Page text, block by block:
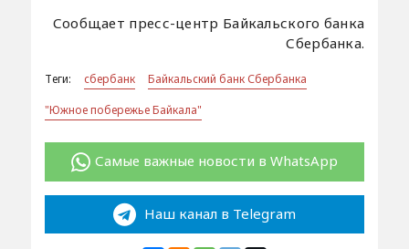
Сообщает пресс-центр Байкальского банка
Сбербанка.
Теги: сбербанк
Байкальский банк Сбербанка
"Южное побережье Байкала"
Самые важные новости в WhatsApp
Наш канал в Telegram